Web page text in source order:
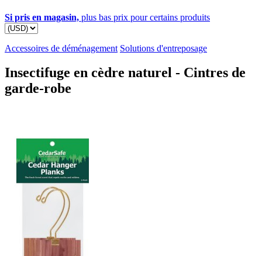
Si pris en magasin, plus bas prix pour certains produits
Accessoires de déménagement Solutions d'entreposage
Insectifuge en cèdre naturel - Cintres de
garde-robe